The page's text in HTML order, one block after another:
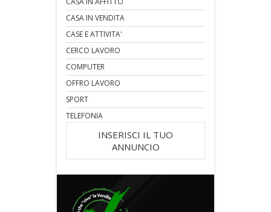
CASA IN VENDITA
CASE E ATTIVITA'
CERCO LAVORO
COMPUTER
OFFRO LAVORO
SPORT
TELEFONIA
INSERISCI IL TUO
ANNUNCIO